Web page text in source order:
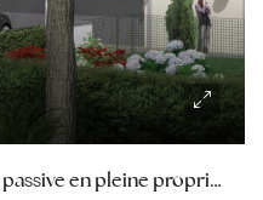
SOUSTONS – Maison neuve passive en pleine propriété